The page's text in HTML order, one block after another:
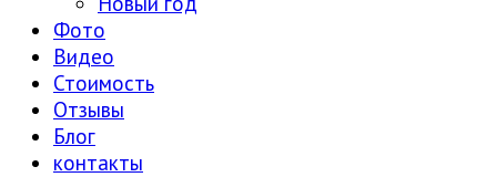
Фото
Видео
Стоимость
Отзывы
Блог
контакты